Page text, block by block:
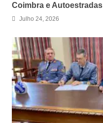
Coimbra e Autoestradas
Julho 24, 2026